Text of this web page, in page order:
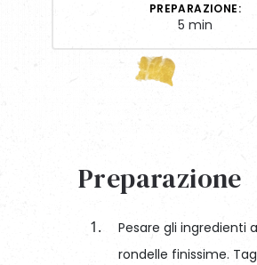
PREPARAZIONE:
5 min
Preparazione
Pesare gli ingredienti
rondelle finissime.